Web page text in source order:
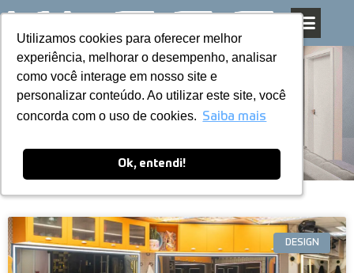
Utilizamos cookies para oferecer melhor
experiência, melhorar o desempenho, analisar
como você interage em nosso site e
personalizar conteúdo. Ao utilizar este site, você
concorda com o uso de cookies. Saiba mais
Ok, entendi!
Utilizamos cookies para oferecer melhor
experiência, melhorar o desempenho, analisar
como você interage em nosso site e
personalizar conteúdo. Ao utilizar este site, você
concorda com o uso de cookies. Saiba mais
Ok, entendi!
Pular
para
o
conteúdo
Blog
DESIGN